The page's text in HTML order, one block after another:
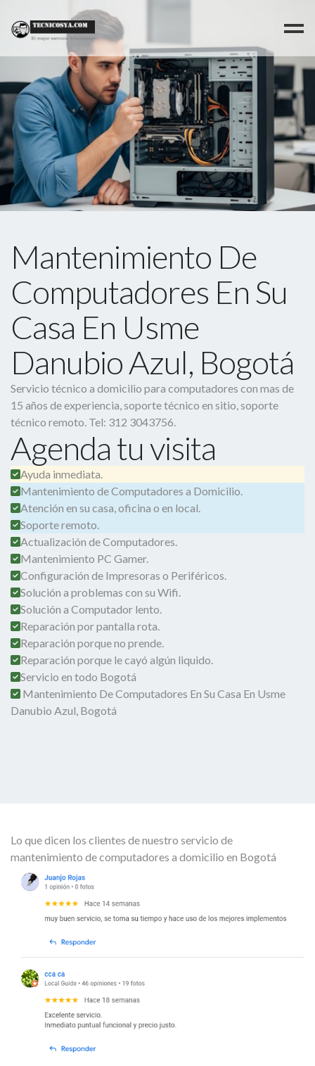
Mantenimiento De
Computadores En Su
Casa En Usme
Danubio Azul, Bogotá
Servicio técnico a domicilio para computadores con mas de
15 años de experiencia, soporte técnico en sitio, soporte
técnico remoto. Tel: 312 3043756.
Agenda tu visita
Ayuda inmediata.
Mantenimiento de Computadores a Domicilio.
Atención en su casa, oficina o en local.
Soporte remoto.
Actualización de Computadores.
Mantenimiento PC Gamer.
Configuración de Impresoras o Periféricos.
Solución a problemas con su Wifi.
Solución a Computador lento.
Reparación por pantalla rota.
Reparación porque no prende.
Reparación porque le cayó algún liquido.
Servicio en todo Bogotá
Mantenimiento De Computadores En Su Casa En Usme
Danubio Azul, Bogotá
Lo que dicen los clientes de nuestro servicio de
mantenimiento de computadores a domicilio en Bogotá